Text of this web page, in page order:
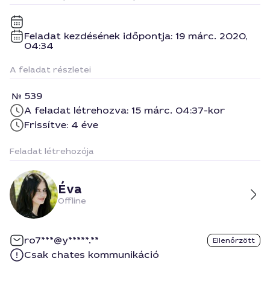
Feladat kezdésének időpontja: 19 márc. 2020,
04:34
A feladat részletei
539
A feladat létrehozva: 15 márc. 04:37-kor
Frissítve: 4 éve
Feladat létrehozója
Éva
Offline
ro7***@y*****.** Ellenőrzött
Csak chates kommunikáció